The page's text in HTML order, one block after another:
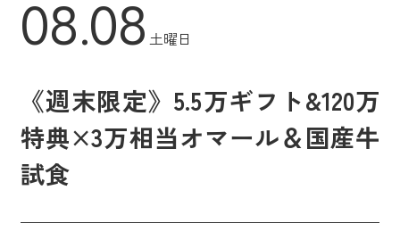
08.08 土曜日
《週末限定》5.5万ギフト&120万
特典×3万相当オマール＆国産牛
試食